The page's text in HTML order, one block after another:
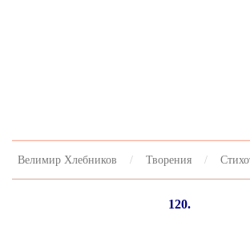
Велимир Хлебников Творения
120.